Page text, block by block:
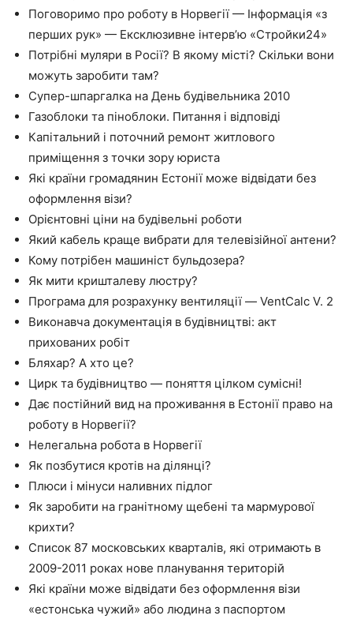
Поговоримо про роботу в Норвегії — Інформація «з
перших рук» — Ексклюзивне інтерв’ю «Стройки24»
Потрібні муляри в Росії? В якому місті? Скільки вони
можуть заробити там?
Супер-шпаргалка на День будівельника 2010
Газоблоки та піноблоки. Питання і відповіді
Капітальний і поточний ремонт житлового
приміщення з точки зору юриста
Які країни громадянин Естонії може відвідати без
оформлення візи?
Орієнтовні ціни на будівельні роботи
Який кабель краще вибрати для телевізійної антени?
Кому потрібен машиніст бульдозера?
Як мити кришталеву люстру?
Програма для розрахунку вентиляції — VentCalc V. 2
Виконавча документація в будівництві: акт
прихованих робіт
Бляхар? А хто це?
Цирк та будівництво — поняття цілком сумісні!
Дає постійний вид на проживання в Естонії право на
роботу в Норвегії?
Нелегальна робота в Норвегії
Як позбутися кротів на ділянці?
Плюси і мінуси наливних підлог
Як заробити на гранітному щебені та мармурової
крихти?
Список 87 московських кварталів, які отримають в
2009-2011 роках нове планування територій
Які країни може відвідати без оформлення візи
«естонська чужий» або людина з паспортом